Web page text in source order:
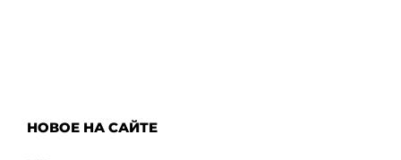
НОВОЕ НА САЙТЕ